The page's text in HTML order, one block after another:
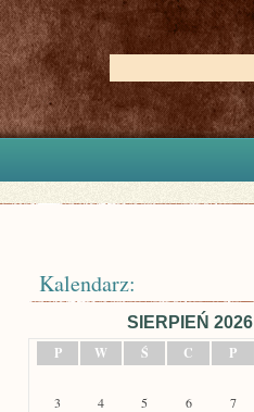
Kalendarz:
SIERPIEŃ 2026
P
W Ś C P
3
4 5 6 7